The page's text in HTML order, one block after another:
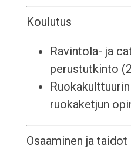
Koulutus
Ravintola- ja
perustutkinto
ruokaketjun
Osaaminen ja taidot